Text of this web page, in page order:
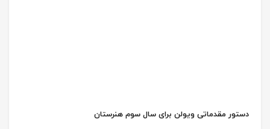
دستور مقدماتی ویولن برای سال سوم هنرستان